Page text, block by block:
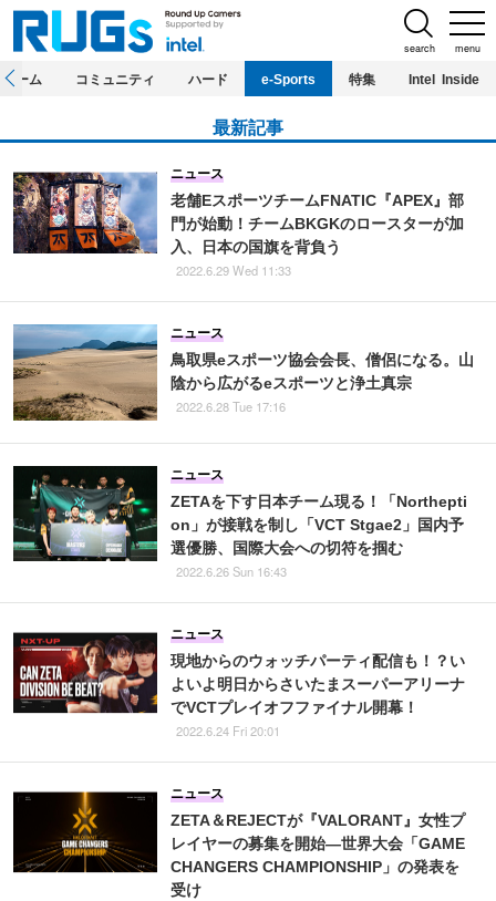
menu
search
ホーム コミュニティ ハード e-Sports 特集 Intel Inside
最新記事
老舗EスポーツチームFNATIC『APEX』部
門が始動！チームBKGKのロースターが加
入、日本の国旗を背負う
ニュース
2022.6.29 Wed 11:33
鳥取県eスポーツ協会会長、僧侶になる。山
陰から広がるeスポーツと浄土真宗
ニュース
2022.6.28 Tue 17:16
ZETAを下す日本チーム現る！「Northepti
on」が接戦を制し「VCT Stgae2」国内予
選優勝、国際大会への切符を掴む
ニュース
2022.6.26 Sun 16:43
現地からのウォッチパーティ配信も！？い
よいよ明日からさいたまスーパーアリーナ
でVCTプレイオフファイナル開幕！
ニュース
2022.6.24 Fri 20:01
ZETA＆REJECTが『VALORANT』女性プ
レイヤーの募集を開始―世界大会「GAME
CHANGERS CHAMPIONSHIP」の発表を
受け
ニュース